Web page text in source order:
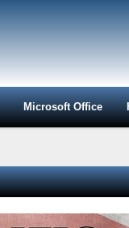
Microsoft Office